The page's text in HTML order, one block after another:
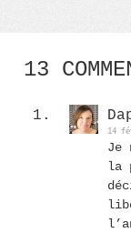
13
14
Je
la